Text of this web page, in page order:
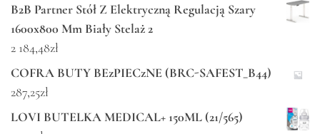
B2B Partner Stół Z Elektryczną Regulacją Szary
1600x800 Mm Biały Stelaż 2
2 184,48zł
COFRA BUTY BEzPIECzNE (BRC-SAFEST_B44)
287,25zł
LOVI BUTELKA MEDICAL+ 150ML (21/565)